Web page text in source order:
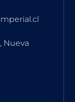
Nueva